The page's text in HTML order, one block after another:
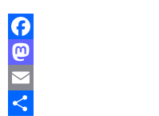
Facebook
Mastodon
Email